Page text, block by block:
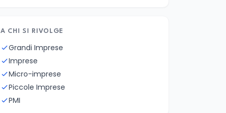
A CHI SI RIVOLGE
Grandi Imprese
Imprese
Micro-imprese
Piccole Imprese
PMI